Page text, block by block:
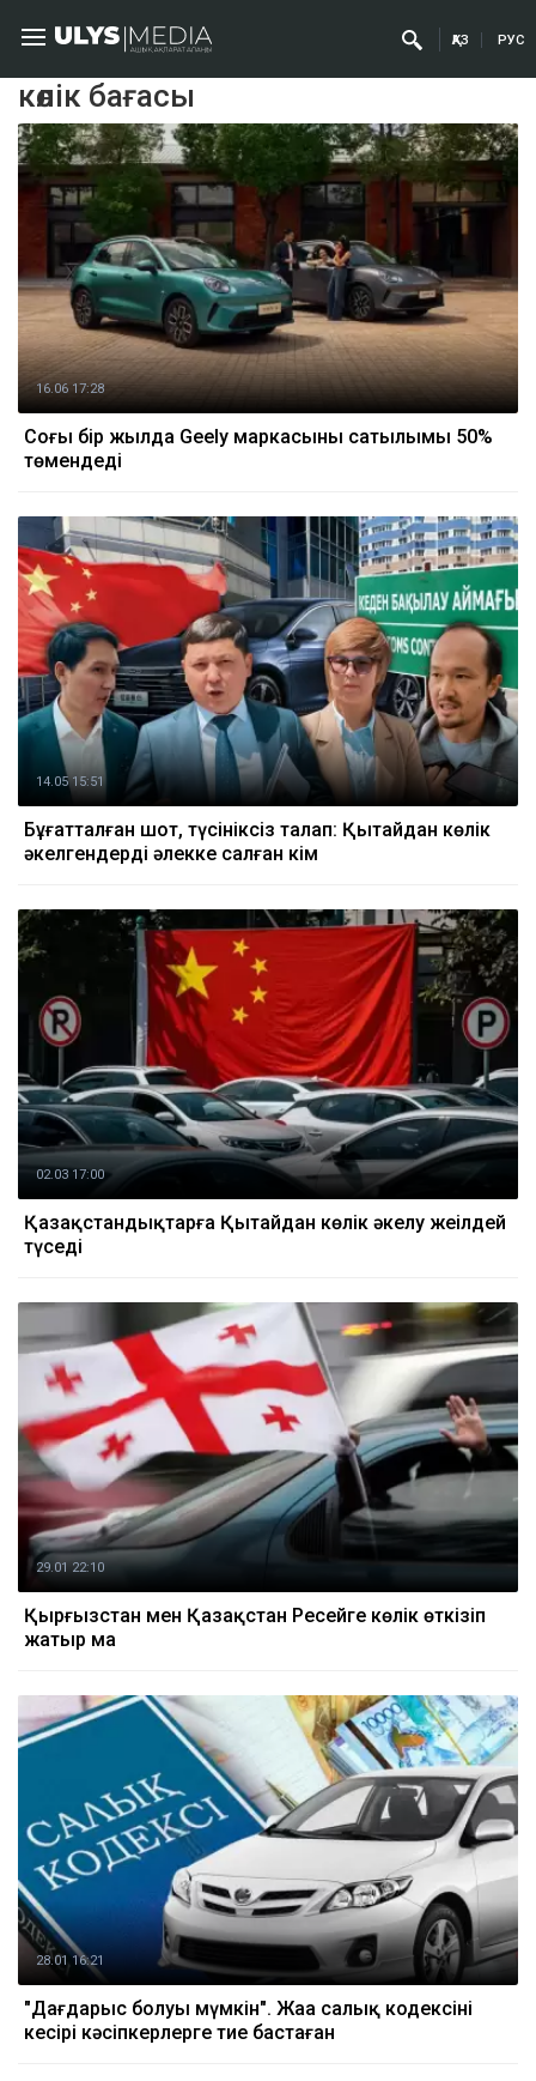
ҚАЗ РУС
көлік бағасы
16.06 17:28
Соңғы бір жылда Geely маркасының сатылымы 50%
төмендеді
14.05 15:51
Бұғатталған шот, түсініксіз талап: Қытайдан көлік
әкелгендерді әлекке салған кім
02.03 17:00
Қазақстандықтарға Қытайдан көлік әкелу жеңілдей
түседі
29.01 22:10
Қырғызстан мен Қазақстан Ресейге көлік өткізіп
жатыр ма
28.01 16:21
"Дағдарыс болуы мүмкін". Жаңа салық кодексінің
кесірі кәсіпкерлерге тие бастаған